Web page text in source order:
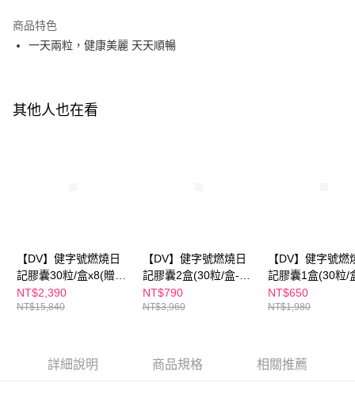
３．安心：先確認商品／服務後，再付款。
２．訂單成立數日內，您將收到繳費通知簡訊。
３．收到繳費通知簡訊後14天內，點擊此簡訊中的連結，可透過四大超商／
１．透過由恩沛科技股份有限公司提供之「AFTEE先享後付」服務完成之交
易，需依本服務之必要範圍內提供個人資料，並將交易相關給付款項請求債
權轉讓予恩沛科技股份有限公司。
２．關於個人資料處理事宜，請瀏覽以下網址：
４．使用「AFTEE先享後付」時，將依據個別帳號之用戶狀況，依本公司即
每筆NT$150，滿NT$1,500(含以上)免運費
商品特色
一天兩粒，健康美麗 天天順暢
其他人也在看
【DV】健字號燃燒日
記膠囊30粒/盒x8(贈醇
耀妍3.0煥白組x1盒(3
包/盒)不易形成體脂肪
NT$2,390
NT$15,840
【DV】健字號燃燒日
記膠囊2盒(30粒/盒-不
易形成體脂肪)
NT$790
NT$3,960
【DV】健字號燃
記膠囊1盒(30粒/
易形成體脂肪)
NT$650
NT$1,980
詳細說明 商品規格 相關推薦